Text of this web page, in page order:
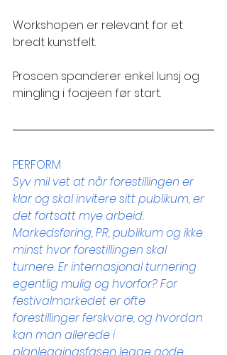
Workshopen er relevant for et
bredt kunstfelt.
Proscen spanderer enkel lunsj og
mingling i foajeen før start.
PERFORM
Syv mil vet at når forestillingen er
klar og skal invitere sitt publikum, er
det fortsatt mye arbeid.
Markedsføring, PR, publikum og ikke
minst hvor forestillingen skal
turnere. Er internasjonal turnering
egentlig mulig og hvorfor? For
festivalmarkedet er ofte
forestillinger ferskvare, og hvordan
kan man allerede i
planleggingsfasen legge gode